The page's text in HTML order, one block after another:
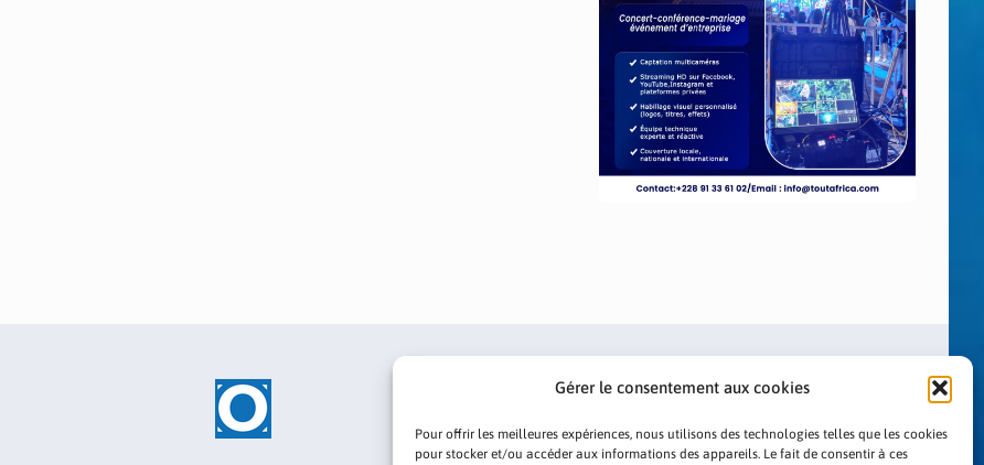
Gérer le consentement aux cookies
Pour offrir les meilleures expériences, nous utilisons des technologies telles que les cookies
pour stocker et/ou accéder aux informations des appareils. Le fait de consentir à ces